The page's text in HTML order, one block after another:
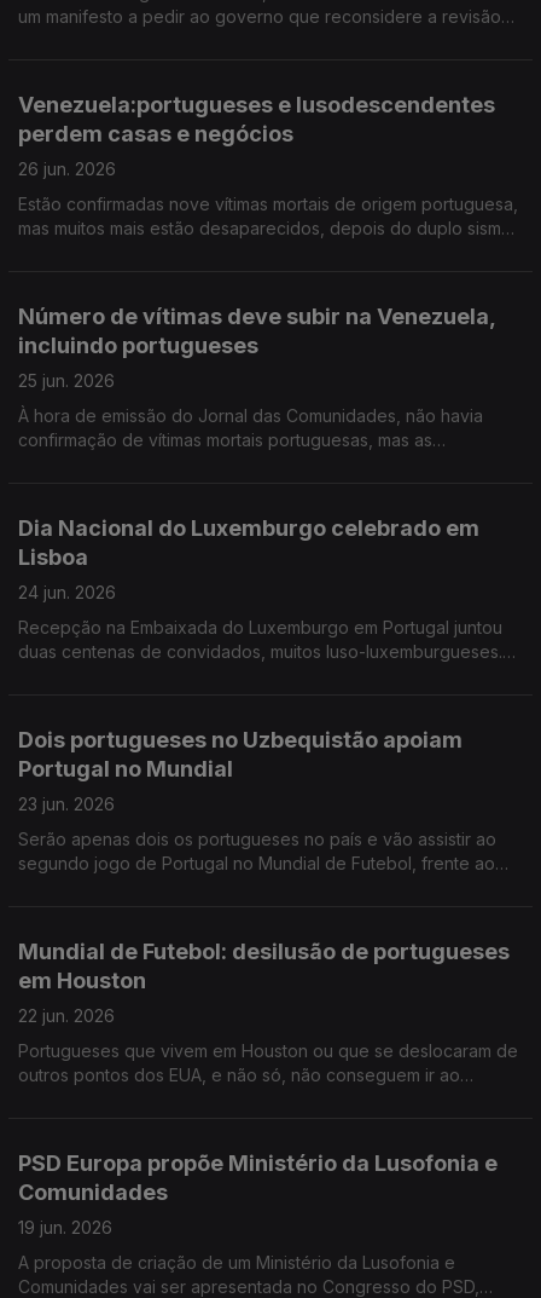
um manifesto a pedir ao governo que reconsidere a revisão
Venezuela:portugueses e lusodescendentes
perdem casas e negócios
26 jun. 2026
Estão confirmadas nove vítimas mortais de origem portuguesa,
mas muitos mais estão desaparecidos, depois do duplo sismo.
Número de vítimas deve subir na Venezuela,
incluindo portugueses
25 jun. 2026
À hora de emissão do Jornal das Comunidades, não havia
confirmação de vítimas mortais portuguesas, mas as
Dia Nacional do Luxemburgo celebrado em
Lisboa
24 jun. 2026
Recepção na Embaixada do Luxemburgo em Portugal juntou
duas centenas de convidados, muitos luso-luxemburgueses.
Dois portugueses no Uzbequistão apoiam
Portugal no Mundial
23 jun. 2026
Serão apenas dois os portugueses no país e vão assistir ao
segundo jogo de Portugal no Mundial de Futebol, frente ao
Mundial de Futebol: desilusão de portugueses
em Houston
22 jun. 2026
Portugueses que vivem em Houston ou que se deslocaram de
outros pontos dos EUA, e não só, não conseguem ir ao
PSD Europa propõe Ministério da Lusofonia e
Comunidades
19 jun. 2026
A proposta de criação de um Ministério da Lusofonia e
Comunidades vai ser apresentada no Congresso do PSD,